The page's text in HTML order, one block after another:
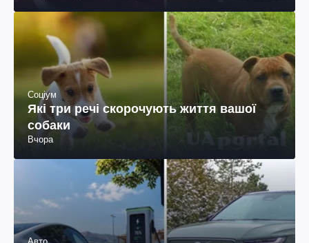
Соціум
Які три речі скорочують життя вашої
собаки
Вчора